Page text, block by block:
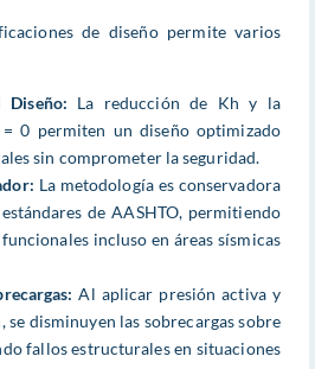
de diseño permite varios
Diseño: La reducción de Kh y la
0 permiten un diseño optimizado
sin comprometer la seguridad.
La metodología es conservadora
de AASHTO, permitiendo
incluso en áreas sísmicas
Al aplicar presión activa y
disminuyen las sobrecargas sobre
fallos estructurales en situaciones